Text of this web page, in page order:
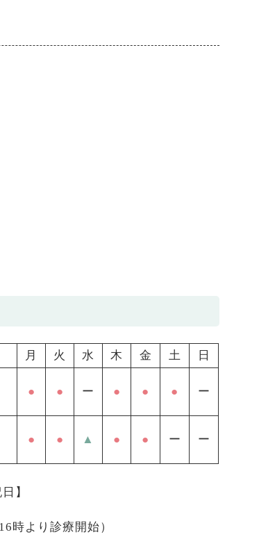
月 火 水 木 金 土 日
● ● ー ● ● ● ー
● ● ▲ ● ● ー ー
】
時より診療開始）